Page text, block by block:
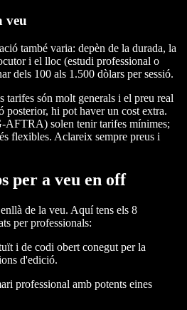
veu
també varia: depèn de la durada, la
i el lloc (estudi professional o
dels 100 als 1.500 dòlars per sessió.
tarifes són molt generals i el preu real
posterior, hi pot haver un cost extra.
AFTRA) solen tenir tarifes mínimes;
flexibles. Aclareix sempre preus i
per a veu en off
de la veu. Aquí tens els 8
per professionals:
i de codi obert conegut per la
d'edició.
professional amb potents eines